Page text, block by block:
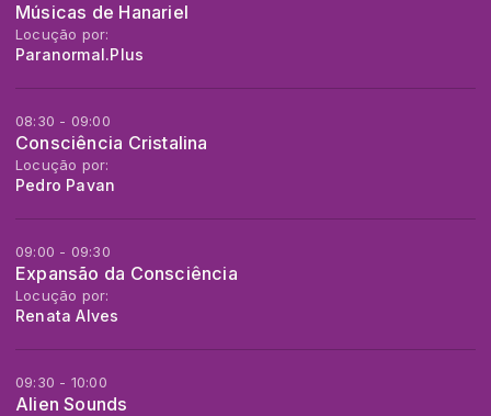
Músicas de Hanariel
Locução por:
Paranormal.Plus
08:30 - 09:00
Consciência Cristalina
Locução por:
Pedro Pavan
09:00 - 09:30
Expansão da Consciência
Locução por:
Renata Alves
09:30 - 10:00
Alien Sounds